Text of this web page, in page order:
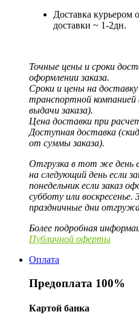
Доставка курьером
доставки ~ 1-2дн.
Точные цены и сроки
оформлении заказа.
Сроки и цены на
транспортной компанией
выдачи заказа).
Цена доставки при
Доступная доставка
от суммы заказа).
Отгрузка в тот же день
на следующий день если
понедельник если заказ
субботу или
праздничные дни
Более подробная
Публичной оферты
Оплата
Предоплата 100%
Картой банка